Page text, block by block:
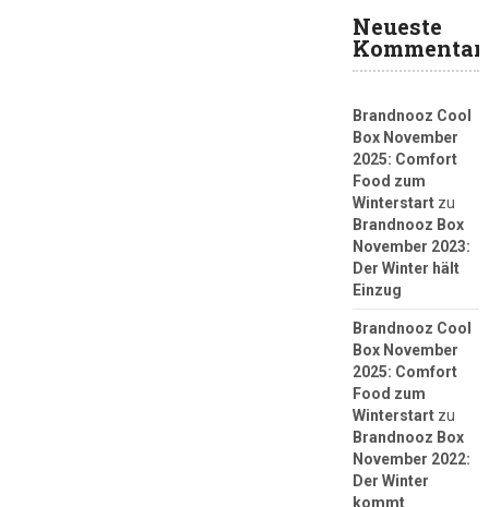
Neueste
Brandnooz Cool
Box November
2025: Comfort
Food zum
Winterstartzu
Brandnooz Box
November 2023:
Der Winter hält
Einzug
Brandnooz Cool
Box November
2025: Comfort
Food zum
Winterstartzu
Brandnooz Box
November 2022:
Der Winter
kommt